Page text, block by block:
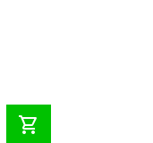
shopping_cart